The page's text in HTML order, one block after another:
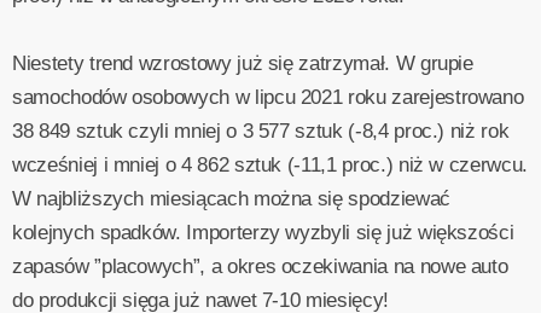
Niestety trend wzrostowy już się zatrzymał. W grupie
samochodów osobowych w lipcu 2021 roku zarejestrowano
38 849 sztuk czyli mniej o 3 577 sztuk (-8,4 proc.) niż rok
wcześniej i mniej o 4 862 sztuk (-11,1 proc.) niż w czerwcu.
W najbliższych miesiącach można się spodziewać
kolejnych spadków. Importerzy wyzbyli się już większości
zapasów ”placowych”, a okres oczekiwania na nowe auto
do produkcji sięga już nawet 7-10 miesięcy!